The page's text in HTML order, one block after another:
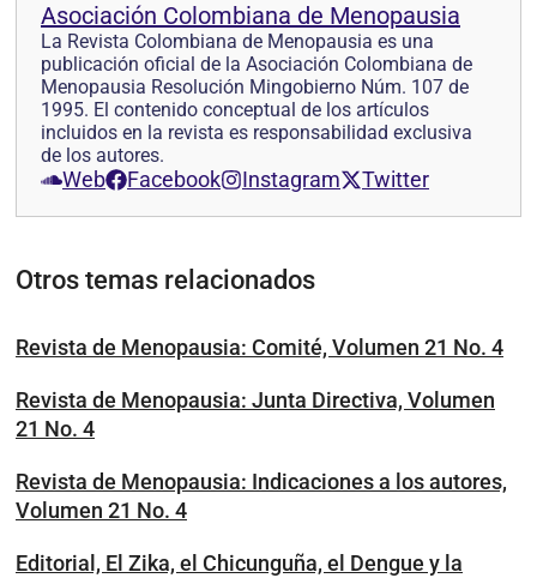
Asociación Colombiana de Menopausia
La Revista Colombiana de Menopausia es una
publicación oficial de la Asociación Colombiana de
Menopausia Resolución Mingobierno Núm. 107 de
1995. El contenido conceptual de los artículos
incluidos en la revista es responsabilidad exclusiva
de los autores.
Web Facebook Instagram Twitter
Otros temas relacionados
Revista de Menopausia: Comité, Volumen 21 No. 4
Revista de Menopausia: Junta Directiva, Volumen
21 No. 4
Revista de Menopausia: Indicaciones a los autores,
Volumen 21 No. 4
Editorial, El Zika, el Chicunguña, el Dengue y la